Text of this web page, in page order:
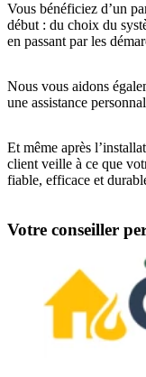
Vous bénéficiez d’un
début : du choix du
en passant par les
Nous vous aidons
une assistance
Et même après
client veille à ce que
fiable, efficace et
Votre conseiller